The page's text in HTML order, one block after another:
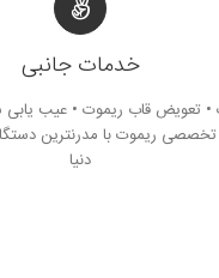
خدمات جانبی
• تعویض قاب ریموت • عیب
ریموت با مدرنترین
دنیا